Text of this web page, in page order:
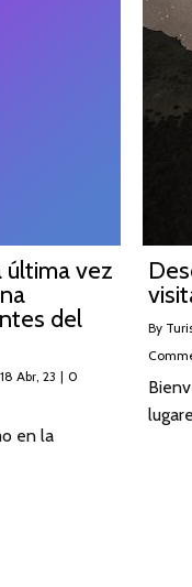
última vez
del
18 Abr, 23 | 0
en la
By